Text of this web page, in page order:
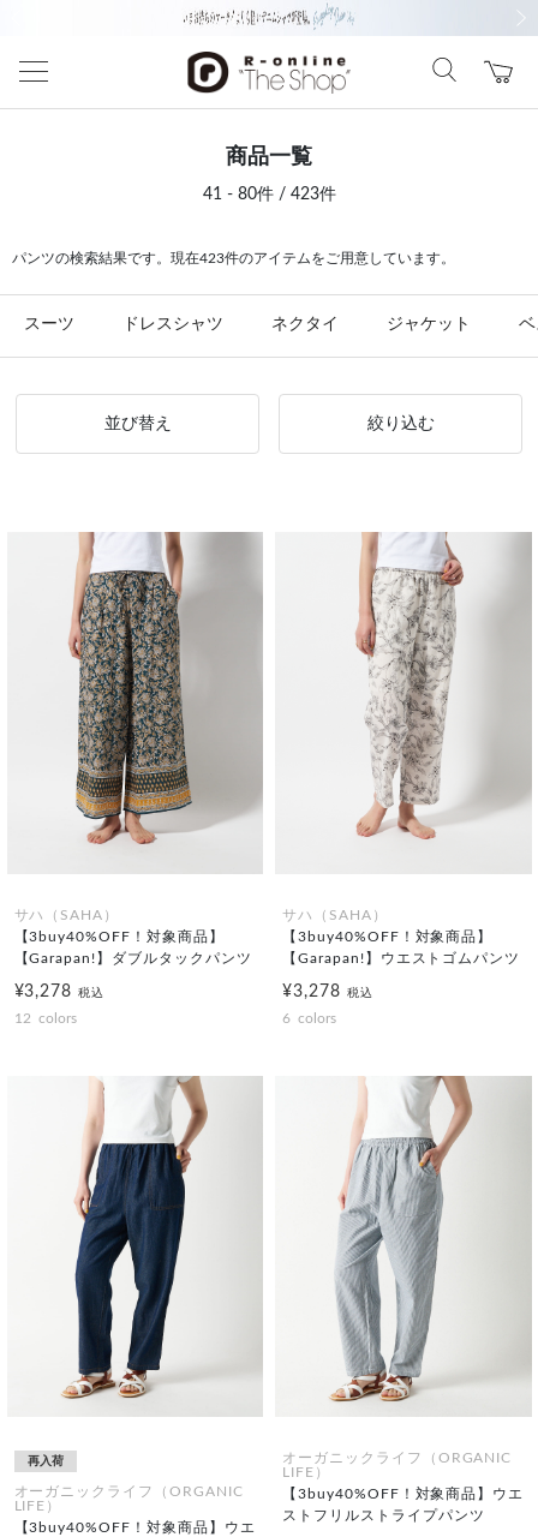
商品一覧
41 - 80件 / 423件
パンツの検索結果です。現在423件のアイテムをご用意しています。
スーツ ドレスシャツ ネクタイ ジャケット
並び替え 絞り込む
サハ（SAHA）
【3buy40%OFF！対象商品】
【Garapan!】ダブルタックパンツ
¥3,278税込
12 colors
サハ（SAHA）
【3buy40%OFF！対象商品】
【Garapan!】ウエストゴムパンツ
¥3,278 税込
6 colors
再入荷
オーガニックライフ（ORGANIC
LIFE）
【3buy40%OFF！対象商品】ウエ
オーガニックライフ（ORGANIC
LIFE）
【3buy40%OFF！対象商品】ウエ
ストフリルストライプパンツ